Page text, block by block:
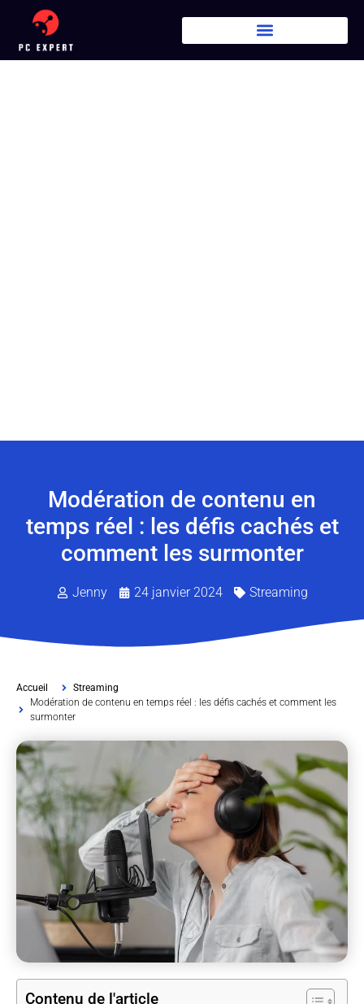
Modération de contenu en
temps réel : les défis cachés et
comment les surmonter
Jenny 24 janvier 2024 Streaming
Accueil
Streaming
Modération de contenu en temps réel : les défis cachés et comment les
surmonter
Contenu de l'article